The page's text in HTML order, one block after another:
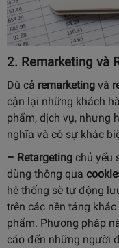
2. Remarketing và
Dù cả remarketing và
cận lại những khách
phẩm, dịch vụ, nhưng
nghĩa và có sự khác
– Retargeting chủ yếu
dùng thông qua
hệ thống sẽ tự động
trên các nền tảng
phẩm. Phương pháp
cáo đến những người